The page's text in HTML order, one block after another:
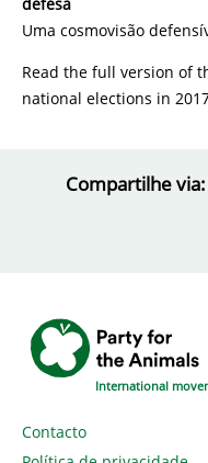
Uma cosmovisão
Read the full version of
national elections in
Compartilhe via:
International
Contacto